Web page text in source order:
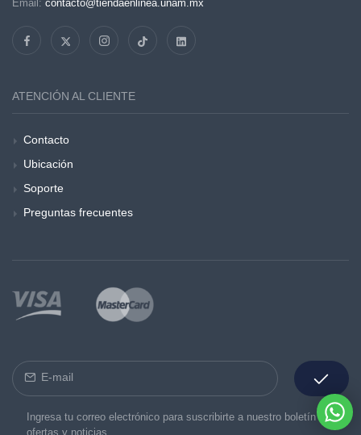
Email: contacto@tiendaenlinea.unam.mx
ATENCIÓN AL CLIENTE
Contacto
Ubicación
Soporte
Preguntas frecuentes
Ingresa tu correo electrónico para suscribirte a nuestro boletín de
ofertas y noticias.